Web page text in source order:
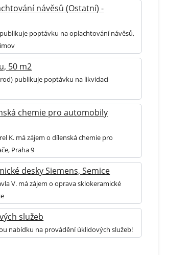
návěsů (Ostatní) -
poptávku na oplachtování návěsů,
50 m2
publikuje poptávku na likvidaci
chemie pro automobily
K. má zájem o dílenská chemie pro
Praha 9
desky Siemens, Semice
V. má zájem o oprava sklokeramické
služeb
nabídku na provádění úklidových služeb!